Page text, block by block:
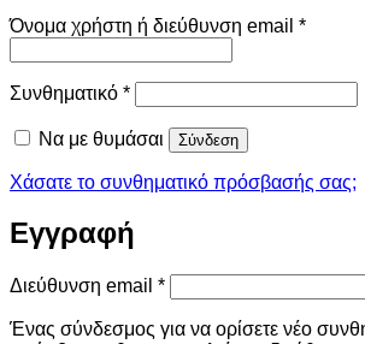
Όνομα χρήστη ή διεύθυνση email *
Συνθηματικό *Απαιτείται
Να με θυμάσαι Σύνδεση
Χάσατε το συνθηματικό πρόσβασής σας;
Εγγραφή
Διεύθυνση email *Απαιτείται
Ένας σύνδεσμος για να ορίσετε νέο